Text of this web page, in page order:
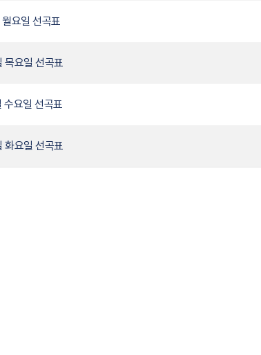
요일 선곡표
요일 선곡표
요일 선곡표
요일 선곡표